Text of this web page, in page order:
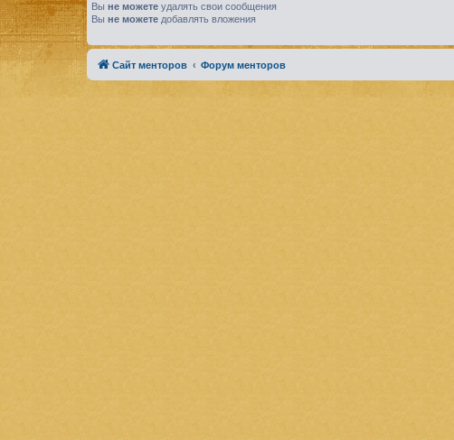
Вы не можете удалять свои сообщения
Вы не можете добавлять вложения
Сайт менторов Форум менторов